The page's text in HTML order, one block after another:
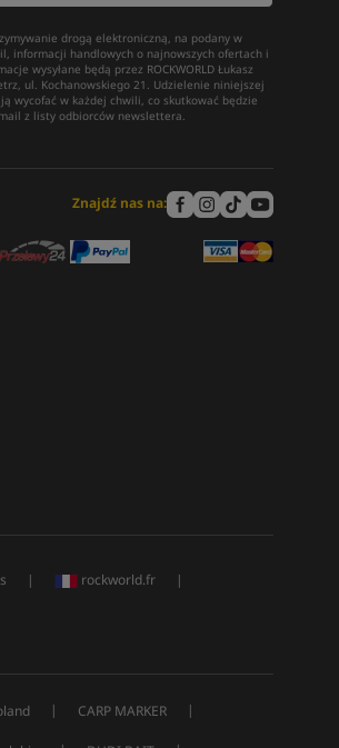
drogą elektroniczną, na podany w
informacji handlowych o najnowszych ofertach i
wysyłane będą przez ROCKWORLD Łukasz
ul. Kochanowskiego 21. Udzielenie niniejszej
wycofać w każdej chwili, co skutkować będzie
z listy odbiorców newslettera.
Znajdź nas na:
| rockworld.fr |
| CARP MARKER |